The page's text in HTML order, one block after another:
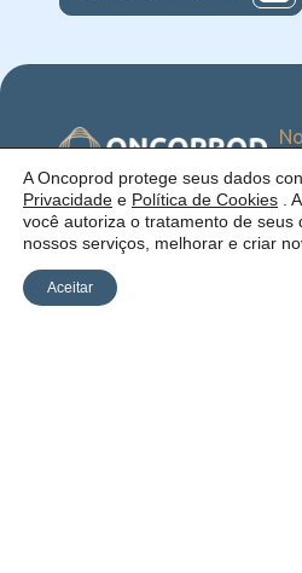
Uma empresa:
A Oncoprod protege seus dados
Privacidade e Política de Cookies .
você autoriza o tratamento de seus
nossos serviços, melhorar e criar
Aceitar